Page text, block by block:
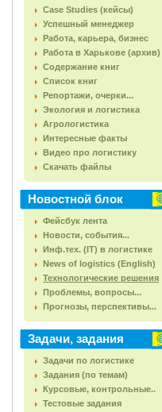
Case Studies (кейсы)
Успешный менеджер
Работа, карьера, бизнес
Работа в Харькове (архив)
Содержание книг
Список книг
Репортажи, очерки...
Экология и логистика
Агрологистика
Интересные факты
Видео про логистику
Скачать файлы
Новостной блок
Фейсбук лента
Новости, события...
Инф.тех. (IT) в логистике
News of logistics (English)
Технологические решения
Проблемы, вопросы...
Прогнозы, перспективы...
Задачи, задания
Задачи по логистике
Задания (по темам)
Курсовые, контрольные..
Тестовые задания